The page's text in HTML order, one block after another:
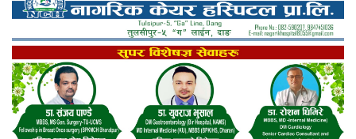
विदेशको कानुनी विवाह र नेपालमा न्यायको प्रत्याभूति